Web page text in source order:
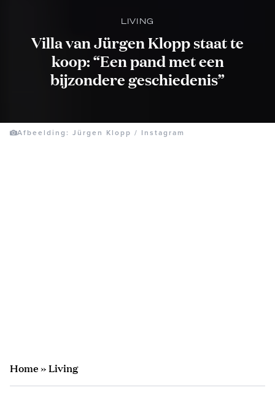
LIVING
Villa van Jürgen Klopp staat te
koop: “Een pand met een
bijzondere geschiedenis”
Afbeelding: Jürgen Klopp / Instagram
Home»Living